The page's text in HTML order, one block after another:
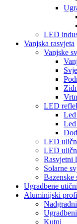
LED
Vanjska rasvjeta
Vanjske
LED
Led
LED
LED
Rasvjetni
Solarne
Bazenske
Ugradbene
Aluminijski
Nadgradni
Ugradbeni
Kutni